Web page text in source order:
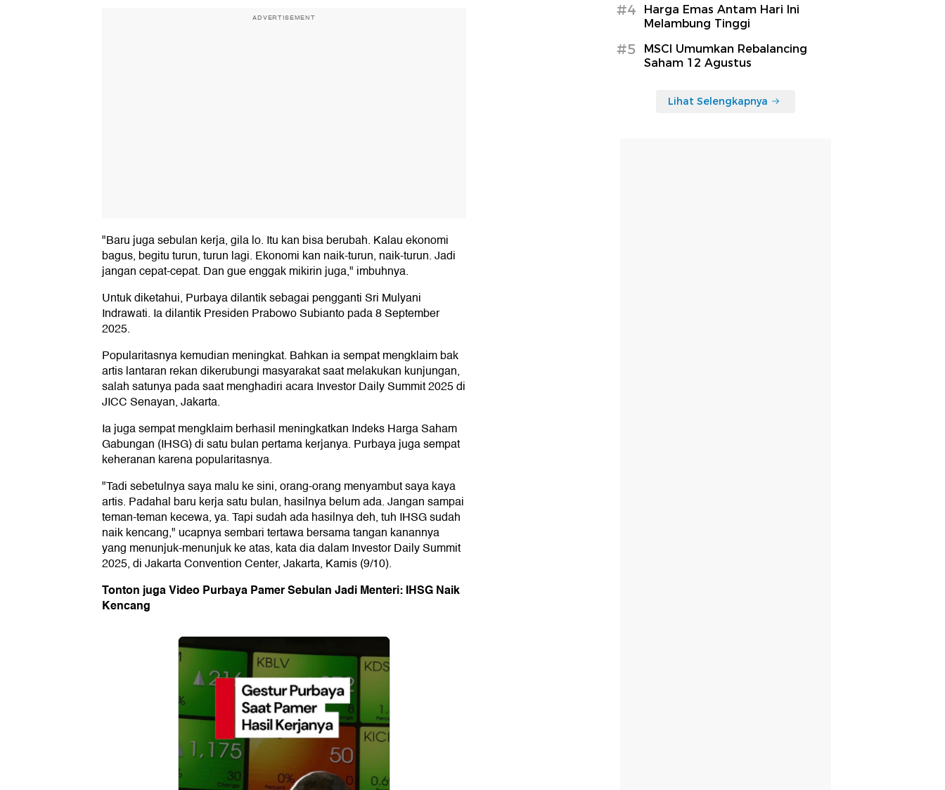
ADVERTISEMENT
"Baru juga sebulan kerja, gila lo. Itu kan bisa berubah. Kalau ekonomi
bagus, begitu turun, turun lagi. Ekonomi kan naik-turun, naik-turun. Jadi
jangan cepat-cepat. Dan gue enggak mikirin juga," imbuhnya.
Untuk diketahui, Purbaya dilantik sebagai pengganti Sri Mulyani
Indrawati. Ia dilantik Presiden Prabowo Subianto pada 8 September
2025.
Popularitasnya kemudian meningkat. Bahkan ia sempat mengklaim bak
artis lantaran rekan dikerubungi masyarakat saat melakukan kunjungan,
salah satunya pada saat menghadiri acara Investor Daily Summit 2025 di
JICC Senayan, Jakarta.
Ia juga sempat mengklaim berhasil meningkatkan Indeks Harga Saham
Gabungan (IHSG) di satu bulan pertama kerjanya. Purbaya juga sempat
keheranan karena popularitasnya.
"Tadi sebetulnya saya malu ke sini, orang-orang menyambut saya kaya
artis. Padahal baru kerja satu bulan, hasilnya belum ada. Jangan sampai
teman-teman kecewa, ya. Tapi sudah ada hasilnya deh, tuh IHSG sudah
naik kencang," ucapnya sembari tertawa bersama tangan kanannya
yang menunjuk-menunjuk ke atas, kata dia dalam Investor Daily Summit
2025, di Jakarta Convention Center, Jakarta, Kamis (9/10).
Tonton juga Video Purbaya Pamer Sebulan Jadi Menteri: IHSG Naik
Kencang
#4
Harga Emas Antam Hari Ini
Melambung Tinggi
#5
MSCI Umumkan Rebalancing
Saham 12 Agustus
Lihat Selengkapnya